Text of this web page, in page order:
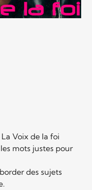
Voix de la foi
mots justes pour
des sujets